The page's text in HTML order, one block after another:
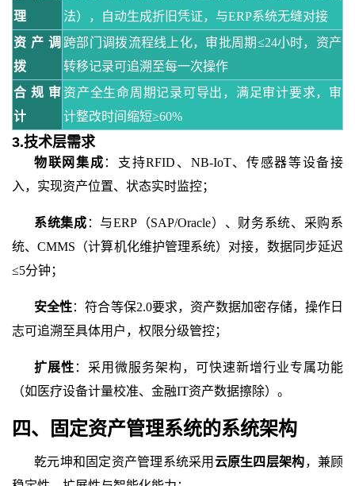
理
法），自动生成折旧凭证，与ERP系统无缝对接
资产调
拨
跨部门调拨流程线上化，审批周期≤24小时，资产
转移记录可追溯至每一次操作
合规审
计
资产全生命周期记录可导出，满足审计要求，审
计整改时间缩短≥60%
3.技术层需求
物联网集成 ：支持RFID、NB-IoT、传感器等设备接
入，实现资产位置、状态实时监控；
系统集成 ：与ERP（SAP/Oracle）、财务系统、采购系
统、CMMS（计算机化维护管理系统）对接，数据同步延迟
≤5分钟；
安全性：符合等保2.0要求，资产数据加密存储，操作日
志可追溯至具体用户，权限分级管控；
扩展性 ：采用微服务架构，可快速新增行业专属功能
（如医疗设备计量校准、金融IT资产数据擦除）。
四、固定资产管理系统的系统架构
乾元坤和固定资产管理系统采用 云原生四层架构，兼顾